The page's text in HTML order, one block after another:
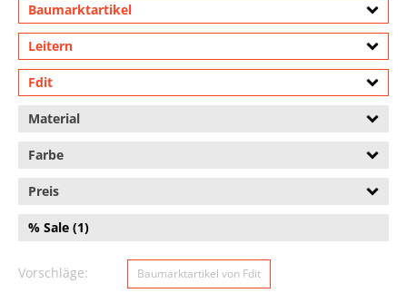
Baumarktartikel
Leitern
Fdit
Material
Farbe
Preis
% Sale (1)
Vorschläge: Baumarktartikel von Fdit